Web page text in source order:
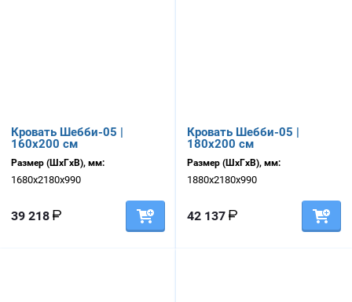
Кровать Шебби-05 |
160х200 см
Размер (ШхГхВ), мм:
1680х2180х990
39 218
Кровать Шебби-05 |
180х200 см
Размер (ШхГхВ), мм:
1880х2180х990
42 137